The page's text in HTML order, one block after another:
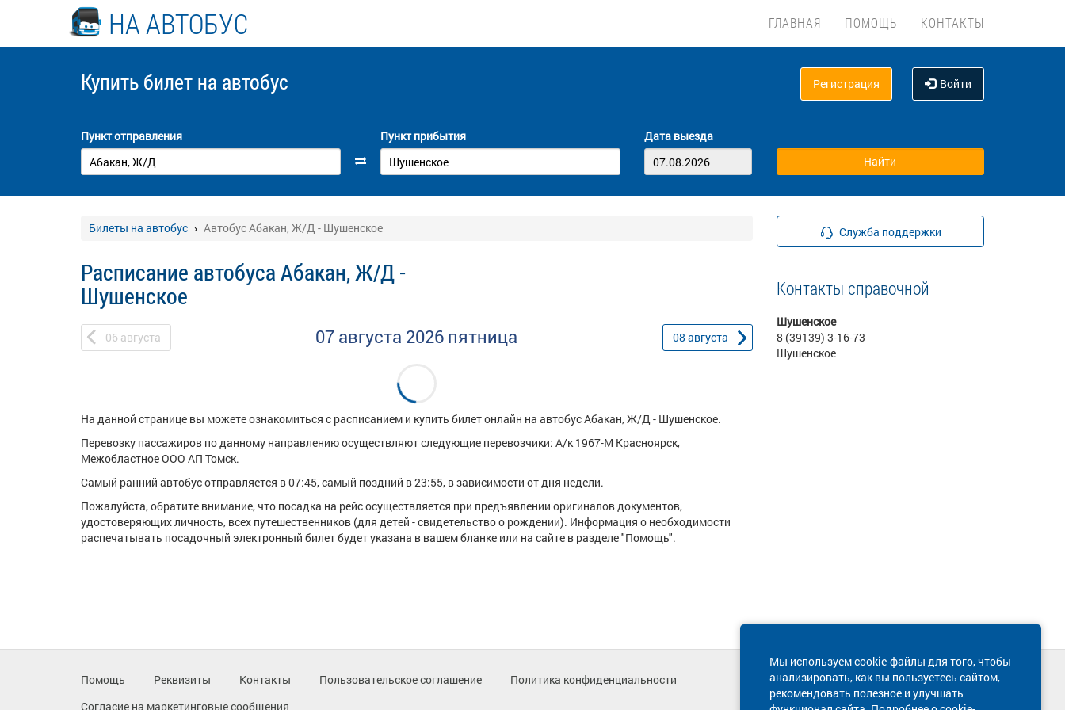
НА АВТОБУС ГЛАВНАЯ ПОМОЩЬ КОНТАКТЫ
Купить билет на автобус Регистрация Войти
Пункт отправления Пункт прибытия Дата выезда
Билеты на автобус Автобус Абакан, Ж/Д - Шушенское
Расписание автобуса Абакан, Ж/Д -
Шушенское
06 августа 07 августа 2026 пятница 08 августа
На данной странице вы можете ознакомиться с расписанием и купить билет онлайн на автобус Абакан, Ж/Д - Шушенское.
Перевозку пассажиров по данному направлению осуществляют следующие перевозчики: А/к 1967-М Красноярск,
Межобластное ООО АП Томск.
Самый ранний автобус отправляется в 07:45, самый поздний в 23:55, в зависимости от дня недели.
Пожалуйста, обратите внимание, что посадка на рейс осуществляется при предъявлении оригиналов документов,
удостоверяющих личность, всех путешественников (для детей - свидетельство о рождении). Информация о необходимости
распечатывать посадочный электронный билет будет указана в вашем бланке или на сайте в разделе "Помощь".
Служба поддержки
Контакты справочной
Шушенское
8 (39139) 3-16-73
Шушенское
Мы используем cookie-файлы для того, чтобы
анализировать, как вы пользуетесь сайтом,
рекомендовать полезное и улучшать
Помощь Реквизиты Контакты Пользовательское соглашение
Политика конфиденциальности
Согласие на маркетинговые сообщения
Техническая поддержка сайта
8 800 600-03-38